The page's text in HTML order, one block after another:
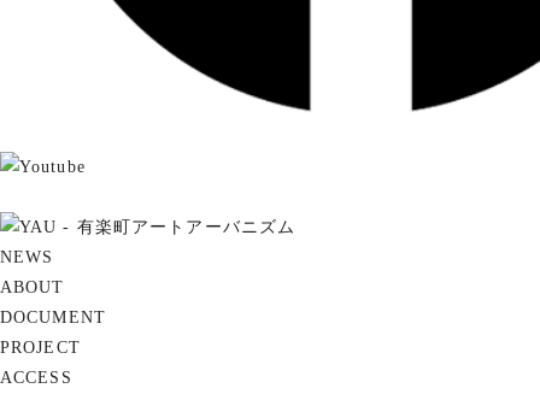
NEWS
ABOUT
DOCUMENT
PROJECT
ACCESS